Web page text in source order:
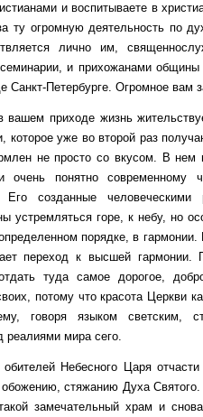
и воспитываете в
ту огромную деятельность по
лично им,
и прихожанами
Санкт-Петербурге. Огромное вам
приходе жизнь
уже во второй раз
не просто со вкусом. В нем
понятно современному
Его созданные
устремляться горе, к небу, но
порядке, в
переход к высшей
туда самое дорогое,
потому что красота Церкви
говоря языком светским,
реалиями мира сего.
Небесного Царя
стяжанию Духа
замечательный храм и